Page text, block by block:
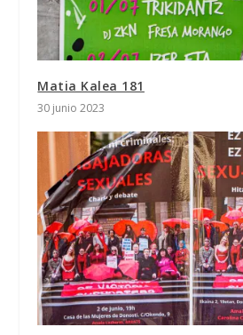
Matia Kalea 181
30 junio 2023